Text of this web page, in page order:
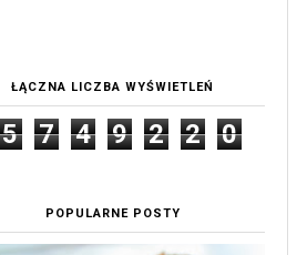
ŁĄCZNA LICZBA WYŚWIETLEŃ
5 7 4 9 2 2 0
POPULARNE POSTY